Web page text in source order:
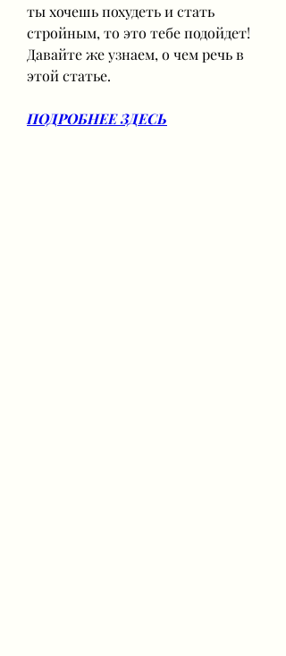
ты хочешь похудеть и стать
стройным, то это тебе подойдет!
Давайте же узнаем, о чем речь в
этой статье.
ПОДРОБНЕЕ ЗДЕСЬ